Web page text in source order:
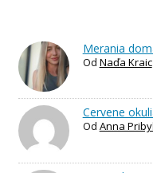
Merania
Od Naďa Kraic
Cervene
Od Anna